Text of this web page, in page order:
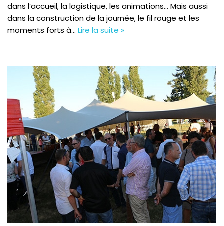
dans l’accueil, la logistique, les animations… Mais aussi
dans la construction de la journée, le fil rouge et les
moments forts à… Lire la suite »